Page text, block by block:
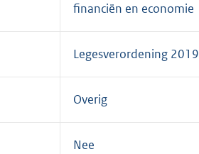
financiën en economie
Legesverordening 2019
Overig
Nee